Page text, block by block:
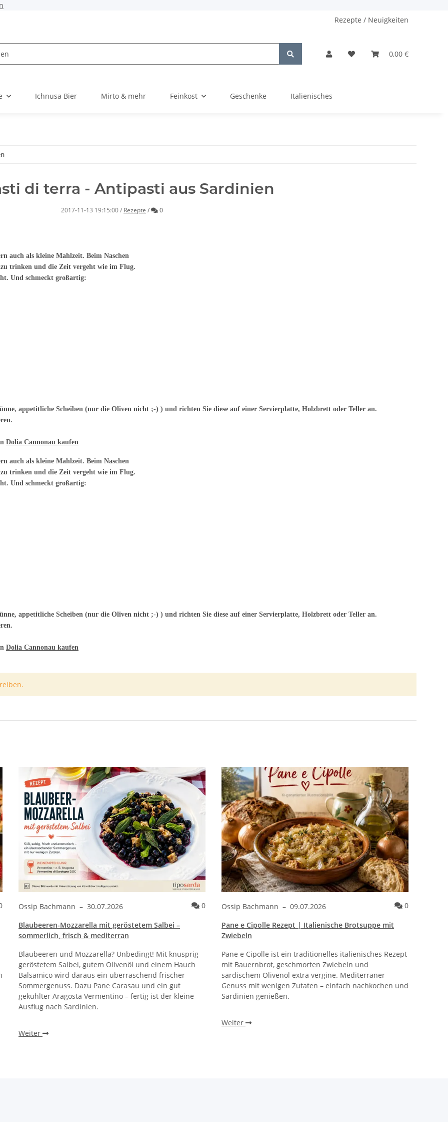
Rezepte / Neuigkeiten
0,00 €
Ichnusa Bier Mirto & mehr Feinkost Geschenke Italienisches
di terra - Antipasti aus Sardinien
2017-11-13 19:15:00/ Rezepte / Kommentare
0
auch als kleine Mahlzeit. Beim Naschen
trinken und die Zeit vergeht wie im Flug.
Und schmeckt großartig:
appetitliche Scheiben (nur die Oliven nicht ;-) ) und richten Sie diese auf einer Servierplatte, Holzbrett oder Teller an.
Dolia Cannonau kaufen
auch als kleine Mahlzeit. Beim Naschen
trinken und die Zeit vergeht wie im Flug.
Und schmeckt großartig:
appetitliche Scheiben (nur die Oliven nicht ;-) ) und richten Sie diese auf einer Servierplatte, Holzbrett oder Teller an.
Dolia Cannonau kaufen
Kommentare zum Artikel Garnelen mit Knoblauch, Chili & Petersilie – mediterranes Rezept
Ossip Bachmann – 30.07.2026 0Kommentare zum Artikel Blaubeeren-Mozzarella mit geröstetem
Blaubeeren-Mozzarella mit geröstetem Salbei –
sommerlich, frisch & mediterran
Blaubeeren und Mozzarella? Unbedingt! Mit knusprig
geröstetem Salbei, gutem Olivenöl und einem Hauch
Balsamico wird daraus ein überraschend frischer
Sommergenuss. Dazu Pane Carasau und ein gut
gekühlter Aragosta Vermentino – fertig ist der kleine
Ausflug nach Sardinien.
Weiter
Ossip Bachmann – 09.07.2026 0
Pane e Cipolle Rezept | Italienische Brotsuppe mit
Zwiebeln
Pane e Cipolle ist ein traditionelles italienisches Rezept
mit Bauernbrot, geschmorten Zwiebeln und
sardischem Olivenöl extra vergine. Mediterraner
Genuss mit wenigen Zutaten – einfach nachkochen und
Sardinien genießen.
Weiter